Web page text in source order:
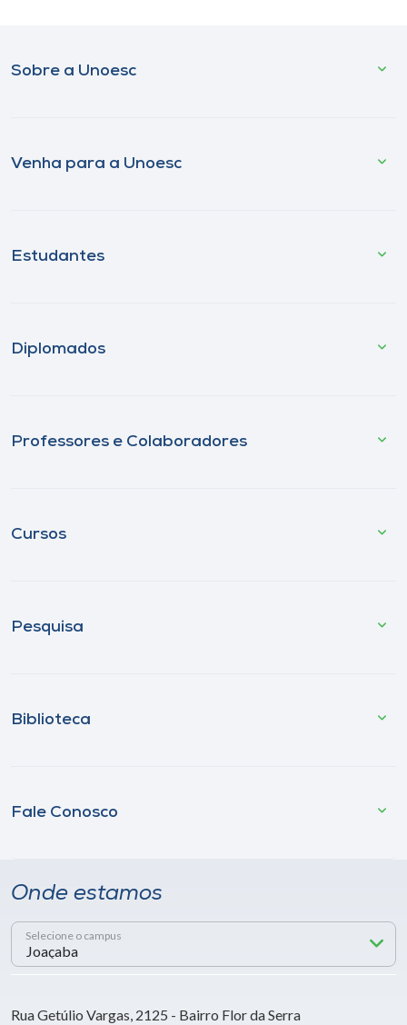
Sobre a Unoesc
Venha para a Unoesc
Estudantes
Diplomados
Professores e Colaboradores
Cursos
Pesquisa
Biblioteca
Fale Conosco
Onde estamos
Selecione o campus
Rua Getúlio Vargas, 2125 - Bairro Flor da Serra